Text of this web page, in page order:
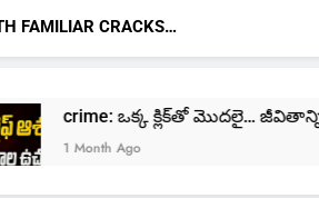
FAMILIAR CRACKS…
crime: ఒక్క క్లిక్‌తో మొదలై… జీవితాన్ని
1 Month Ago